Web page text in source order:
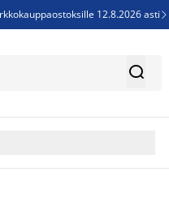
12.8.2026 asti 
jopa 60% 